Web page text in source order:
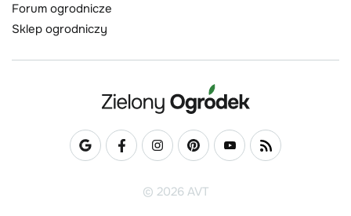
Forum ogrodnicze
Sklep ogrodniczy
© 2026 AVT